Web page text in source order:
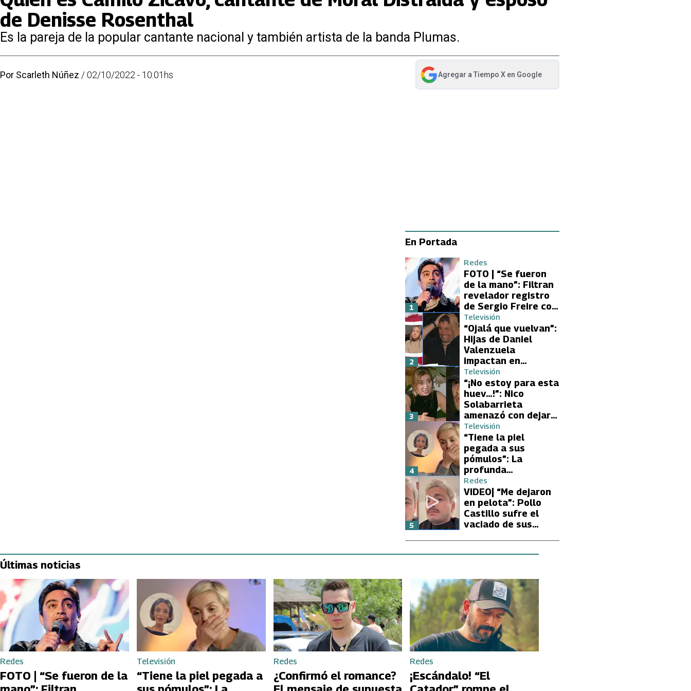
de Denisse Rosenthal
Es la pareja de la popular cantante nacional y también artista de la banda Plumas.
Por Scarleth Núñez /02/10/2022 - 10:01hs Agregar a Tiempo Xen Google
abre en nueva pestaña
En Portada
Redes
FOTO | “Se fueron
de la mano”: Filtran
revelador registro
de Sergio Freire con
supuesta nueva
conquista
1
Televisión
“Ojalá que vuelvan”:
Hijas de Daniel
Valenzuela
impactan en
Volverías con tu Ex
2 con directa
petición a su papá
sobre Yamila Reyna
2
Televisión
“¡No estoy para esta
huev…!”: Nico
Solabarrieta
amenazó con dejar
Volverías con tu Ex
tras encontrón con
Carmen Gloria
Arroyo
3
Televisión
“Tiene la piel
pegada a sus
pómulos”: La
profunda
preocupación de
Fran García-
Huidobro por la
extrema delgadez
de Kathy Orellana
4
Redes
VIDEO| “Me dejaron
en pelota”: Pollo
Castillo sufre el
vaciado de sus
5
Últimas noticias
Redes
FOTO | “Se fueron de la
Televisión
“Tiene la piel pegada a
Redes
¿Confirmó el romance?
Redes
¡Escándalo! “El